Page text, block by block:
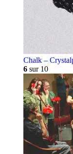
Chalk –
6 sur 10